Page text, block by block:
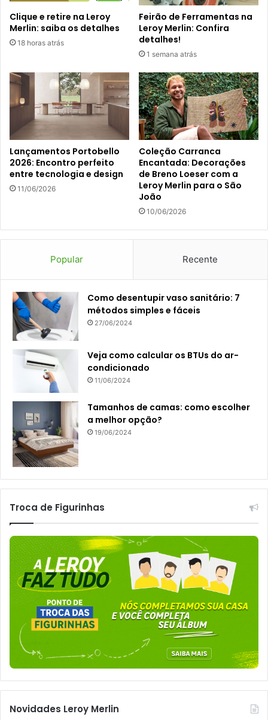
Clique e retire na Leroy
Merlin: saiba os detalhes
18 horas atrás
Feirão de Ferramentas na
Leroy Merlin: Confira
detalhes!
1 semana atrás
Lançamentos Portobello
2026: Encontro perfeito
entre tecnologia e design
11/06/2026
Coleção Carranca
Encantada: Decorações
de Breno Loeser com a
Leroy Merlin para o São
João
10/06/2026
Popular Recente
Como desentupir vaso sanitário: 7
métodos simples e fáceis
27/06/2024
Veja como calcular os BTUs do ar-
condicionado
11/06/2024
Tamanhos de camas: como escolher
a melhor opção?
19/06/2024
Troca de Figurinhas
Novidades Leroy Merlin